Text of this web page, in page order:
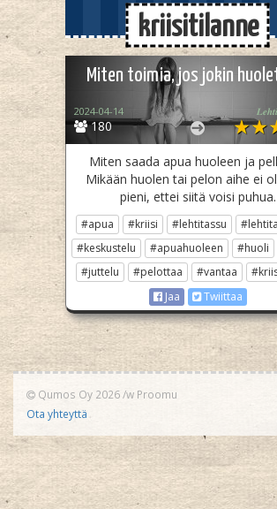
kriisitilanne
Miten toimia, jos jokin
180
2024-04-14
Miten saada apua huoleen ja
Mikään huolen tai pelon aihe ei
pieni, ettei siitä voisi puhua.
#apua #kriisi #lehtitassu
#keskustelu
#apuahuoleen #huoli
#juttelu
#pelottaa #vantaa
Jaa
Twiittaa
Qumos Oy 2026/w Proomu
Ota yhteyttä